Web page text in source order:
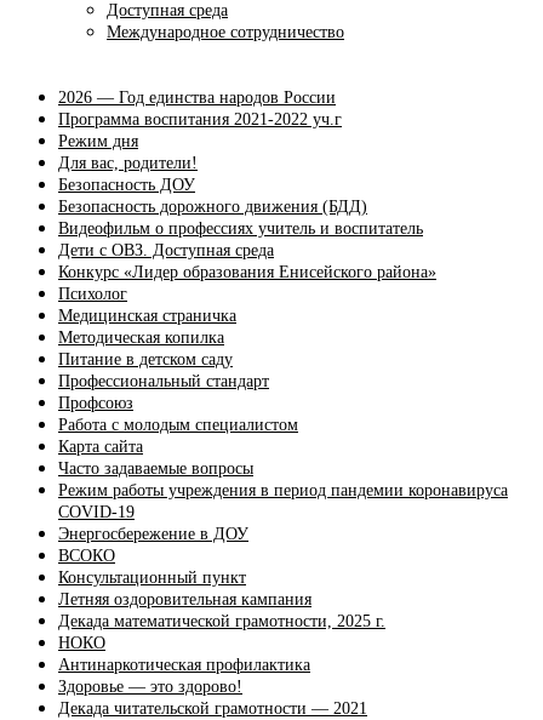
Доступная среда
Международное сотрудничество
2026 — Год единства народов России
Программа воспитания 2021-2022 уч.г
Режим дня
Для вас, родители!
Безопасность ДОУ
Безопасность дорожного движения (БДД)
Видеофильм о профессиях учитель и воспитатель
Дети с ОВЗ. Доступная среда
Конкурс «Лидер образования Енисейского района»
Психолог
Медицинская страничка
Методическая копилка
Питание в детском саду
Профессиональный стандарт
Профсоюз
Работа с молодым специалистом
Карта сайта
Часто задаваемые вопросы
Режим работы учреждения в период пандемии коронавируса
COVID-19
Энергосбережение в ДОУ
ВСОКО
Консультационный пункт
Летняя оздоровительная кампания
Декада математической грамотности, 2025 г.
НОКО
Антинаркотическая профилактика
Здоровье — это здорово!
Декада читательской грамотности — 2021